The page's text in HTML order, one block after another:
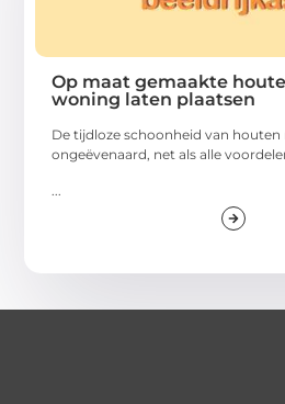
Op maat gemaakte
woning laten plaatsen
De tijdloze schoonheid van houten
ongeëvenaard, net als alle